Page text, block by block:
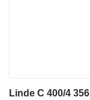
Linde C 400/4 356